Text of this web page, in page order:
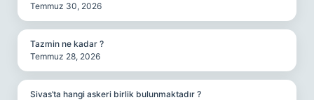
Temmuz 30, 2026
Tazmin ne kadar ?
Temmuz 28, 2026
Sivas’ta hangi askeri birlik bulunmaktadır ?